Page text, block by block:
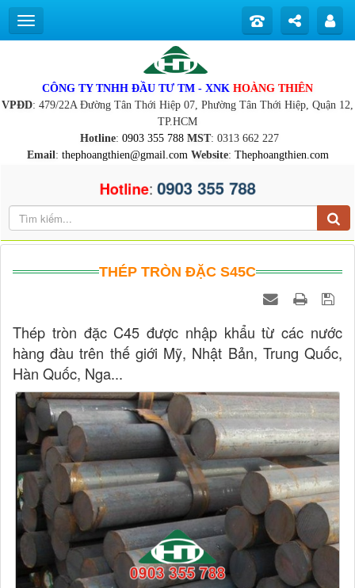
CÔNG TY TNHH ĐẦU TƯ TM - XNK HOÀNG THIÊN
VPĐD: 479/22A Đường Tân Thới Hiệp 07, Phường Tân Thới Hiệp, Quận 12,
TP.HCM
Hotline: 0903 355 788 MST: 0313 662 227
Email: thephoangthien@gmail.com Website: Thephoangthien.com
Hotline: 0903 355 788
THÉP TRÒN ĐẶC S45C
Thép tròn đặc C45 được nhập khẩu từ các nước
hàng đàu trên thế giới Mỹ, Nhật Bản, Trung Quốc,
Hàn Quốc, Nga...